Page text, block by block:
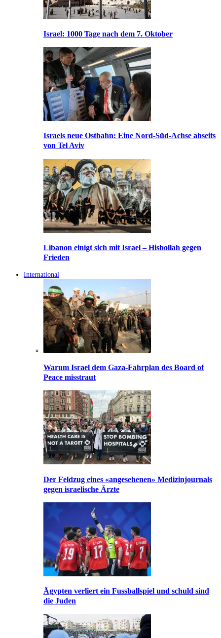
Israel: 1000 Tage nach dem 7. Oktober
Israels neue Ostbahn: Eine Nord-Süd-Achse abseits
von Tel Aviv
Libanon einigt sich mit Israel – Hisbollah gegen
Frieden
International
Warum Israel dem Gaza-Fahrplan des Board of
Peace misstraut
Der Feldzug eines «angesehenen» Medizinjournals
gegen israelische Ärzte
Ägypten verliert ein Fussballspiel und schuld sind
die Juden